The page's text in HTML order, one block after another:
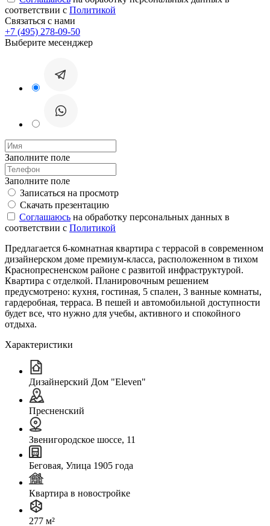
соответствии с Политикой
Связаться с нами
+7 (495) 278-09-50
Выберите месенджер
Заполните поле
Заполните поле
Записаться на просмотр
Скачать презентацию
Соглашаюсь на обработку персональных данных в
соответствии с Политикой
Предлагается 6-комнатная квартира с террасой в современном
дизайнерском доме премиум-класса, расположенном в тихом
Краснопресненском районе с развитой инфраструктурой.
Квартира с отделкой. Планировочным решением
предусмотрено: кухня, гостиная, 5 спален, 3 ванные комнаты,
гардеробная, терраса. В пешей и автомобильной доступности
будет все, что нужно для учебы, активного и спокойного
отдыха.
Характеристики
Дизайнерский Дом "Eleven"
Пресненский
Звенигородское шоссе, 11
Беговая, Улица 1905 года
Квартира в новостройке
277 м²